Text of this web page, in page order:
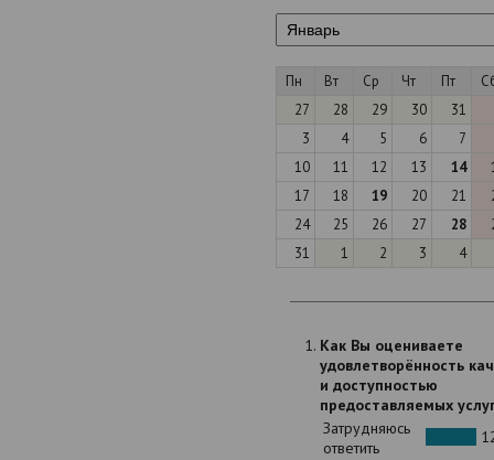
Пн Вт Ср Чт Пт
27
28 29 30
31
3
4 5 6
7
10
11 12 13 14
17
18 19 20 21
24
25 26 27 28
31
1 2 3 4
Как Вы оцениваете
удовлетворённость
и доступностью
предоставляемых
Затрудняюсь
ответить